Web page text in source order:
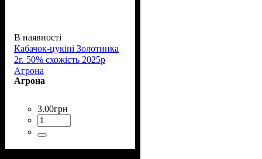
В наявності
Кабачок-цукіні Золотинка
2г. 50% схожість 2025р
Агрона
Агрона
3.00грн